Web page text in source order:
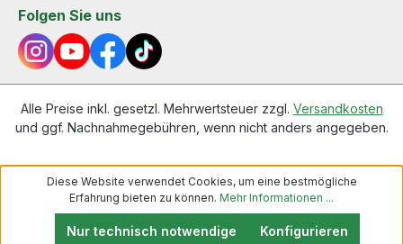
Folgen Sie uns
Alle Preise inkl. gesetzl. Mehrwertsteuer zzgl. Versandkosten
und ggf. Nachnahmegebühren, wenn nicht anders angegeben.
Diese Website verwendet Cookies, um eine bestmögliche
Erfahrung bieten zu können. Mehr Informationen ...
Nur technisch notwendige Konfigurieren